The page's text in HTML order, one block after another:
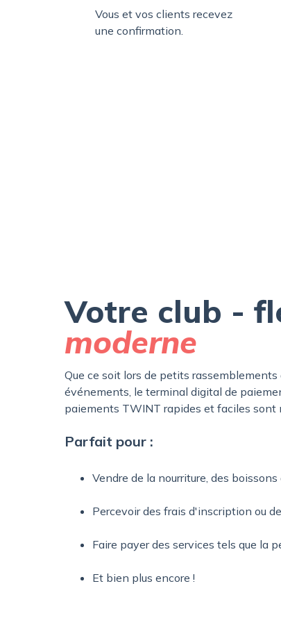
Vous et vos clients recevez
une confirmation.
Votre club -
moderne
Que ce soit lors de petits rassemblements
événements, le terminal digital de
paiements TWINT rapides et faciles sont
Parfait pour :
Vendre de la nourriture, des
Percevoir des frais d'inscription ou
Faire payer des services tels que la
Et bien plus encore !